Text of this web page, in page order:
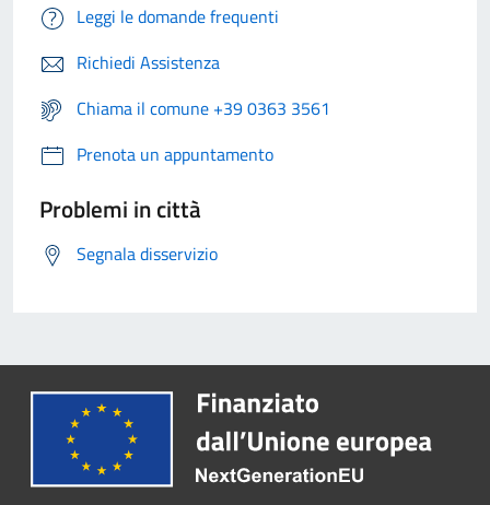
Leggi le domande frequenti
Richiedi Assistenza
Chiama il comune +39 0363 3561
Prenota un appuntamento
Problemi in città
Segnala disservizio